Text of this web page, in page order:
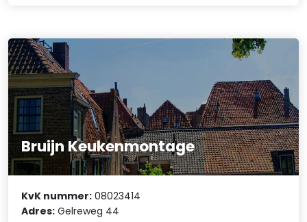
Bruijn Keukenmontage
KvK nummer: 08023414
Adres: Gelreweg 44